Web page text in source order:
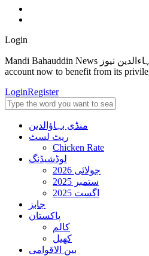
Login
Mandi Bahauddin News منڈی بہاءالدین نیوز Log in or create an
account now to benefit from its
LoginRegister
منڈی بہاؤالدین
ریٹ لسٹ
Chicken Rate
لوڈشیڈنگ
جولائی 2026
ستمبر 2025
اگست 2025
جابز
پاکستان
کالم
کھیل
بین الاقوامی